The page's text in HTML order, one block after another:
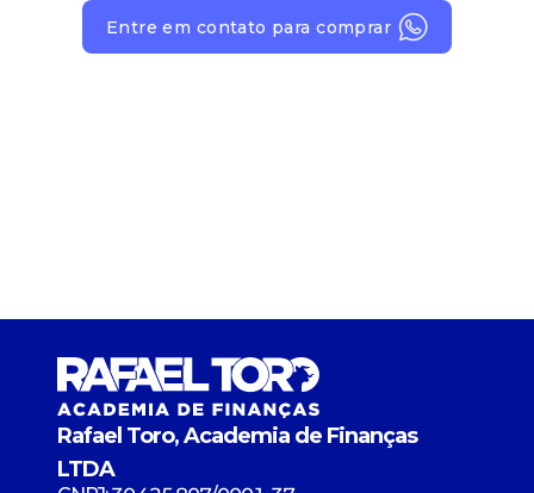
Entre em contato para comprar
Rafael Toro, Academia de Finanças
LTDA